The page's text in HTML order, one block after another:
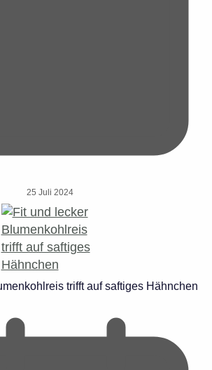
25 Juli 2024
trifft auf saftiges Hähnchen